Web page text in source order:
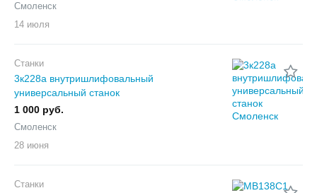
Смоленск
14 июля
Станки
3к228а внутришлифовальный
универсальный станок
1 000 руб.
Смоленск
28 июня
Станки